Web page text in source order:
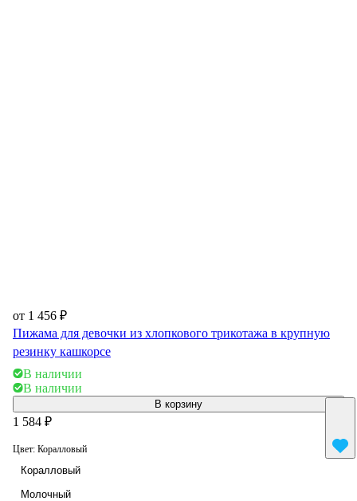
от 1 456 ₽
Пижама для девочки из хлопкового трикотажа в крупную
резинку кашкорсе
В наличии
В наличии
В корзину
1 584 ₽
Цвет: Коралловый
Коралловый
Молочный